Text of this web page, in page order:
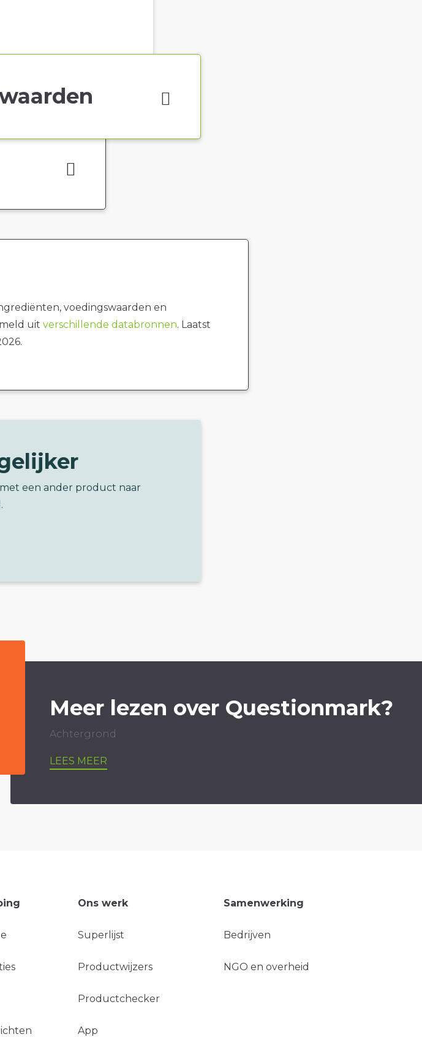
voedingswaarden en
uit verschillende databronnen. Laatst
een ander product naar
Meer lezen over Questionmark?
Achtergrond
LEES MEER
Ons werk
Superlijst
Productwijzers
Productchecker
App
Samenwerking
Bedrijven
NGO en overheid